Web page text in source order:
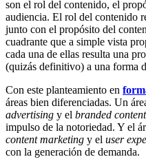
son el rol del contenido, el
audiencia. El rol del contenido
junto con el propósito del
cuadrante que a simple vista
cada una de ellas resulta una
(quizás definitivo) a una forma
Con este planteamiento en
áreas bien diferenciadas. Un
advertising y el branded content,
impulso de la notoriedad. Y el
content marketing y el user
con la generación de demanda.